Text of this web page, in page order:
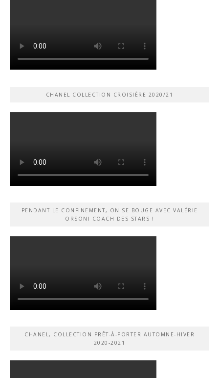
CHANEL COLLECTION CROISIÈRE 2020/21
PENDANT LE CONFINEMENT, ON SE BOUGE AVEC VALÉRIE
ORSONI COACH DES STARS !
CHANEL, COLLECTION PRÊT-À-PORTER AUTOMNE-HIVER
2020-2021